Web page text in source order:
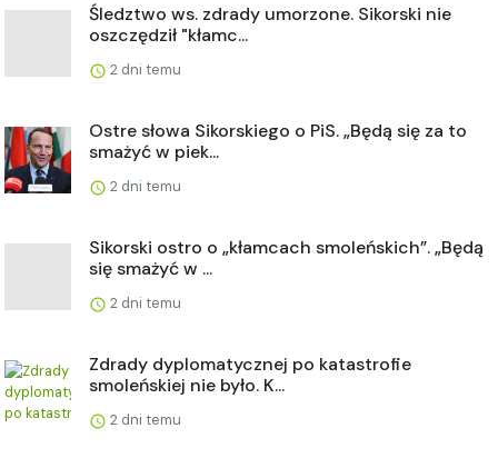
Śledztwo ws. zdrady umorzone. Sikorski nie
oszczędził "kłamc...
2 dni temu
Ostre słowa Sikorskiego o PiS. „Będą się za to
smażyć w piek...
2 dni temu
Sikorski ostro o „kłamcach smoleńskich”. „Będą
się smażyć w ...
2 dni temu
Zdrady dyplomatycznej po katastrofie
smoleńskiej nie było. K...
2 dni temu